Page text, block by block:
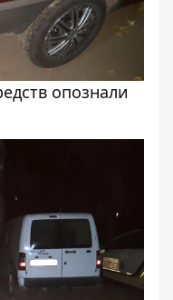
опознали